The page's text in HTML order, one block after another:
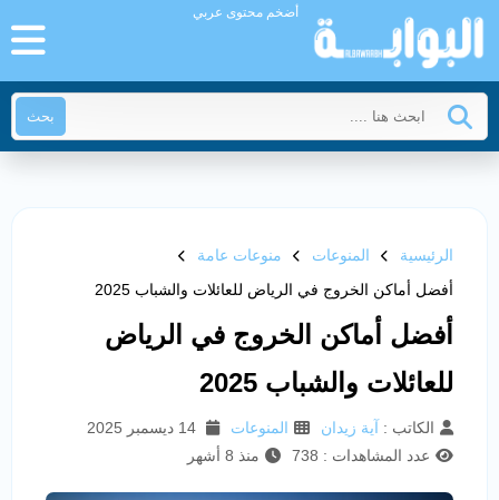
أضخم محتوى عربي
بحث
الرئيسية المنوعات
منوعات عامة
أفضل أماكن الخروج في الرياض للعائلات والشباب 2025
أفضل أماكن الخروج في الرياض
للعائلات والشباب 2025
الكاتب : آية زيدان المنوعات
عدد المشاهدات : 738
منذ 8 أشهر